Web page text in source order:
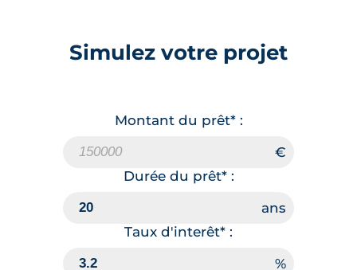
Simulez votre projet
Montant du prêt* :
Durée du prêt* :
Taux d'interêt* :